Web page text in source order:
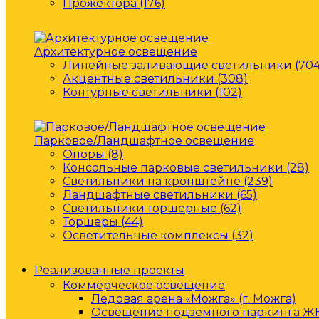
Прожектора (176)
Архитектурное освещение
Линейные заливающие светильники
Акцентные светильники (308)
Контурные светильники (102)
Парковое/Ландшафтное освещение
Опоры (8)
Консольные парковые светильники (28)
Светильники на кронштейне (239)
Ландшафтные светильники (65)
Светильники торшерные (62)
Торшеры (44)
Осветительные комплексы (32)
Реализованные проекты
Коммерческое освещение
Ледовая арена «Можга» (г. Можга)
Освещение подземного паркинга